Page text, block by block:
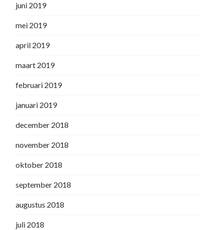
juni 2019
mei 2019
april 2019
maart 2019
februari 2019
januari 2019
december 2018
november 2018
oktober 2018
september 2018
augustus 2018
juli 2018